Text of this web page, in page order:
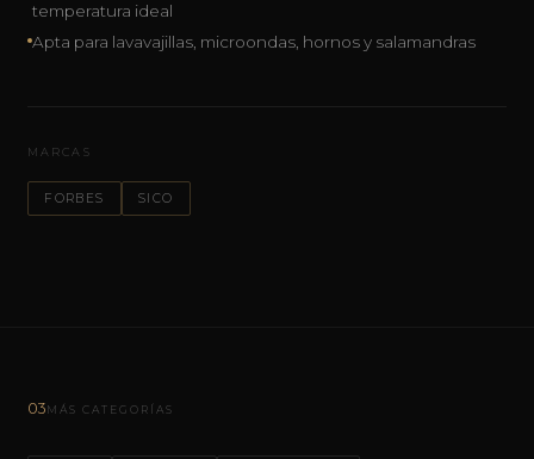
temperatura ideal
Apta para lavavajillas, microondas, hornos y salamandras
MARCAS
FORBES SICO
03MÁS CATEGORÍAS